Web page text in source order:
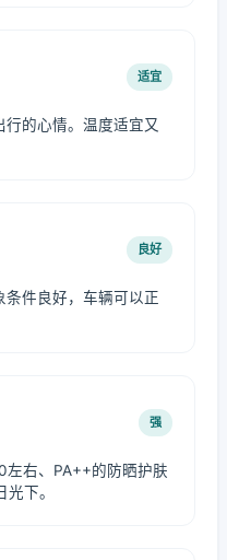
适宜
的心情。温度适宜又
良好
条件良好，车辆可以正
强
左右、PA++的防晒护肤
下。